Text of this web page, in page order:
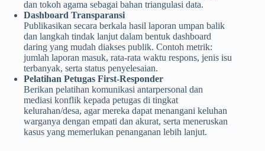
dan tokoh agama sebagai bahan triangulasi data.
Dashboard Transparansi
Publikasikan secara berkala hasil laporan umpan balik
dan langkah tindak lanjut dalam bentuk dashboard
daring yang mudah diakses publik. Contoh metrik:
jumlah laporan masuk, rata‑rata waktu respons, jenis isu
terbanyak, serta status penyelesaian.
Pelatihan Petugas First‑Responder
Berikan pelatihan komunikasi antarpersonal dan
mediasi konflik kepada petugas di tingkat
kelurahan/desa, agar mereka dapat menangani keluhan
warganya dengan empati dan akurat, serta meneruskan
kasus yang memerlukan penanganan lebih lanjut.